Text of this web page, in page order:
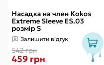
Насадка на член Kokos
Extreme Sleeve ES.03
розмір S
Залишити відгук
542 грн
459 грн